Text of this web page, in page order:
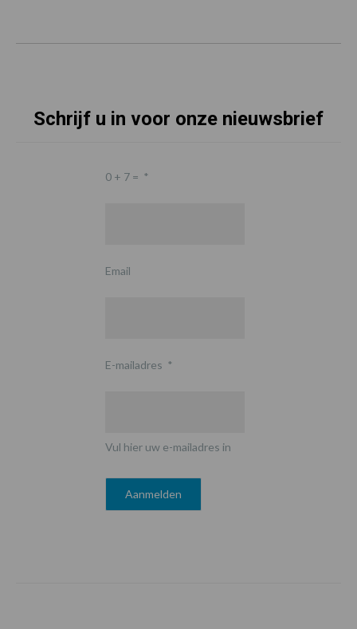
Schrijf u in voor onze nieuwsbrief
0 + 7 = *
Email
E-mailadres *
Vul hier uw e-mailadres in